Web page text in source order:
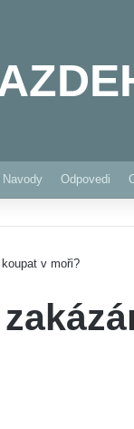
Navody Odpovedi
v moři?